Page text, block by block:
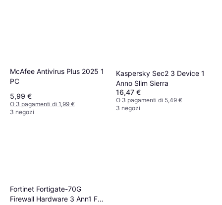
McAfee Antivirus Plus 2025 1
PC
5,99 €
O 3 pagamenti di 1,99 €
3 negozi
Kaspersky Sec2 3 Device 1
Anno Slim Sierra
16,47 €
O 3 pagamenti di 5,49 €
3 negozi
Fortinet Fortigate-70G
Firewall Hardware 3 Ann1 FG-